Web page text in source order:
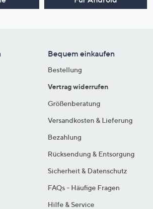
Bequem einkaufen
Bestellung
Vertrag widerrufen
Größenberatung
Versandkosten & Lieferung
Bezahlung
Rücksendung & Entsorgung
Sicherheit & Datenschutz
FAQs - Häufige Fragen
Hilfe & Service